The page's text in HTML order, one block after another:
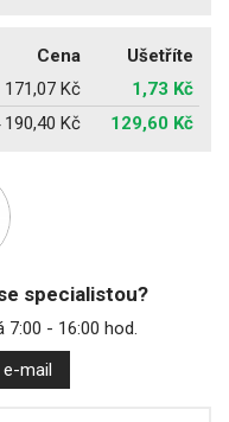
Cena
Ušetříte
171,07 Kč
1,73 Kč
190,40 Kč 129,60 Kč
specialistou?
- 16:00 hod.
mail